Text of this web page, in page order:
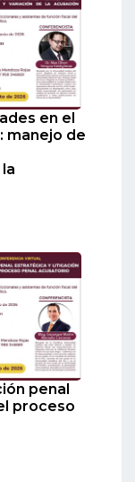
en el
manejo de
penal
proceso